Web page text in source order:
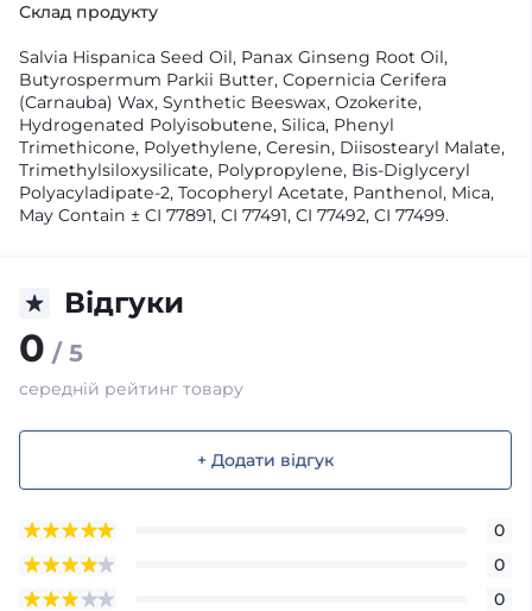
Склад продукту
Salvia Hispanica Seed Oil, Panax Ginseng Root Oil,
Butyrospermum Parkii Butter, Copernicia Cerifera
(Carnauba) Wax, Synthetic Beeswax, Ozokerite,
Hydrogenated Polyisobutene, Silica, Phenyl
Trimethicone, Polyethylene, Ceresin, Diisostearyl Malate,
Trimethylsiloxysilicate, Polypropylene, Bis-Diglyceryl
Polyacyladipate-2, Tocopheryl Acetate, Panthenol, Mica,
May Contain ± CI 77891, CI 77491, CI 77492, CI 77499.
Відгуки
0 / 5
середній рейтинг товару
+ Додати відгук
0
0
0